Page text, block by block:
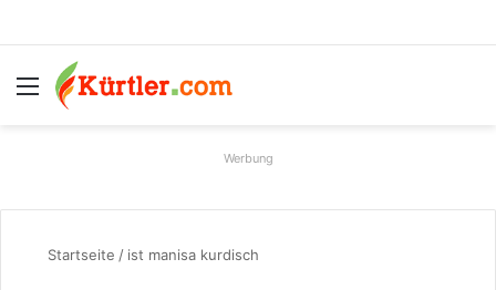
Menü
Werbung
Startseite / ist manisa kurdisch